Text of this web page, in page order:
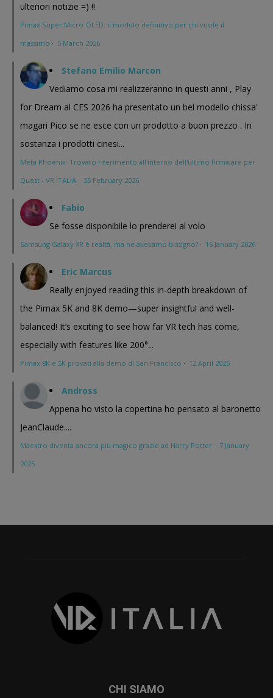
ulteriori notizie =) !!
Pimax Super Micro-OLED: il modulo definitivo per chi vuole il
massimo · 5 March 2026
Stefano Emilio Marcon
Vediamo cosa mi realizzeranno in questi anni , Play
for Dream al CES 2026 ha presentato un bel modello chissa'
magari Pico se ne esce con un prodotto a buon prezzo . In
sostanza i prodotti cinesi...
Meta Phoenix: Trovato riferimento all'interno dell'ultimo firmware per
Quest - VR ITALIA · 25 February 2026
Fabio
Se fosse disponibile lo prenderei al volo
Samsung Galaxy XR è realtà, ma ne avevamo bisogno? · 16 January 2026
Eric Marcus
Really enjoyed reading this in-depth breakdown of
the Pimax 5K and 8K demo—super insightful and well-
balanced! It’s exciting to see how far VR tech has come,
especially with features like 200°...
Pimax 8K e 5K provati alla demo di San Francisco · 12 April 2025
Andross
Appena ho visto la copertina ho pensato al baronetto
JeanClaude....
Maestro diventa ancora più magico grazie ad Harry Potter · 7 January
2025
CHI SIAMO